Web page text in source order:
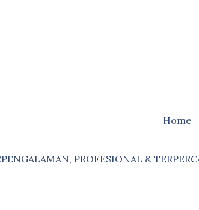
Home
PROFESIONAL &